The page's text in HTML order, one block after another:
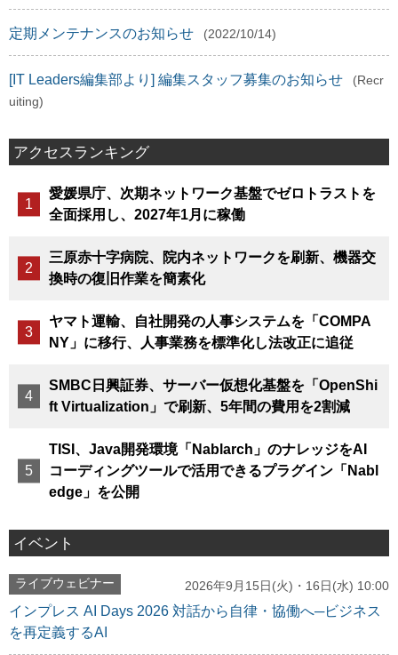
定期メンテナンスのお知らせ (2022/10/14)
[IT Leaders編集部より] 編集スタッフ募集のお知らせ
(Recr
uiting)
アクセスランキング
愛媛県庁、次期ネットワーク基盤でゼロトラストを
全面採用し、2027年1月に稼働
三原赤十字病院、院内ネットワークを刷新、機器交
換時の復旧作業を簡素化
ヤマト運輸、自社開発の人事システムを「COMPA
NY」に移行、人事業務を標準化し法改正に追従
SMBC日興証券、サーバー仮想化基盤を「OpenShi
ft Virtualization」で刷新、5年間の費用を2割減
TISI、Java開発環境「Nablarch」のナレッジをAI
コーディングツールで活用できるプラグイン「Nabl
edge」を公開
イベント
ライブウェビナー 2026年9月15日(火)・16日(水) 10:00
インプレス AI Days 2026 対話から自律・協働へ─ビジネス
を再定義するAI